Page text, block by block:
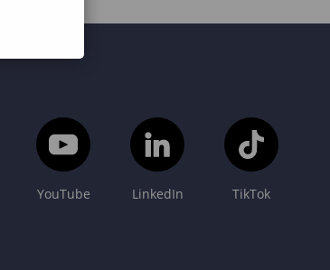
YouTube LinkedIn TikTok